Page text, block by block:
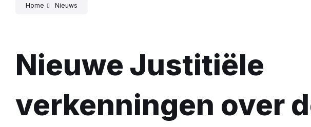
Home Nieuws
Nieuwe Justitiële
verkenningen over